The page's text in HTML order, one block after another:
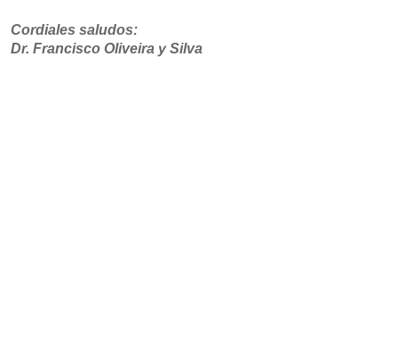
Cordiales saludos:
Dr. Francisco Oliveira y Silva